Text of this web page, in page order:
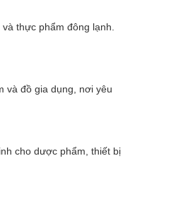
thực phẩm đông lạnh.
và đồ gia dụng, nơi yêu
cho dược phẩm, thiết bị